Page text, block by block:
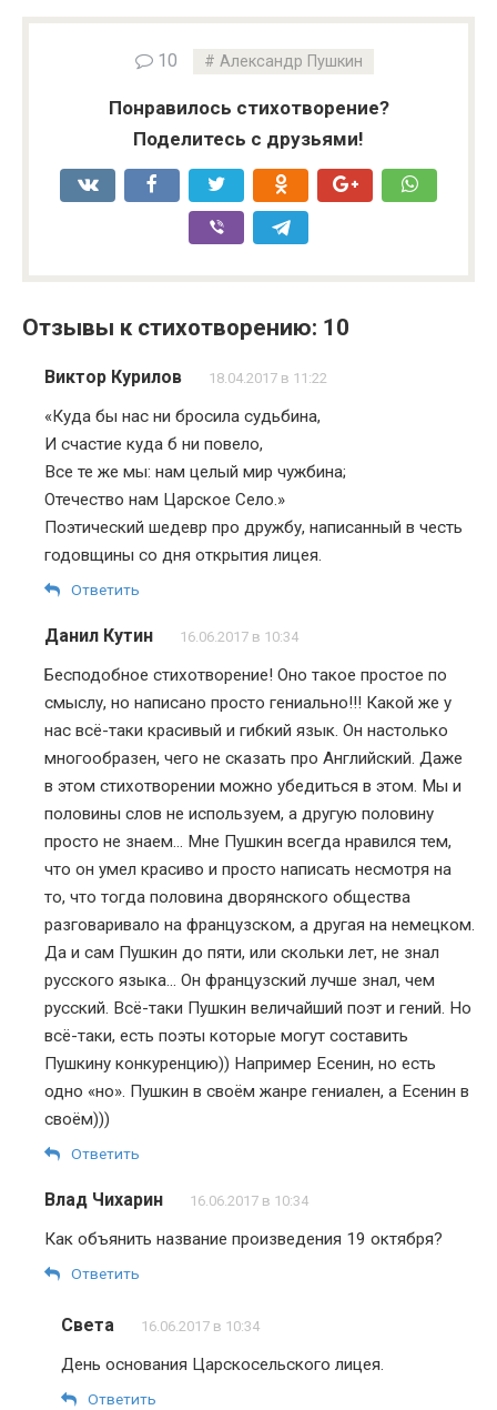
10 Александр Пушкин
Понравилось стихотворение?
Поделитесь с друзьями!
Отзывы к стихотворению: 10
Виктор Курилов 18.04.2017 в 11:22
«Куда бы нас ни бросила судьбина,
И счастие куда б ни повело,
Все те же мы: нам целый мир чужбина;
Отечество нам Царское Село.»
Поэтический шедевр про дружбу, написанный в честь
годовщины со дня открытия лицея.
Ответить
Данил Кутин 16.06.2017 в 10:34
Бесподобное стихотворение! Оно такое простое по
смыслу, но написано просто гениально!!! Какой же у
нас всё-таки красивый и гибкий язык. Он настолько
многообразен, чего не сказать про Английский. Даже
в этом стихотворении можно убедиться в этом. Мы и
половины слов не используем, а другую половину
просто не знаем… Мне Пушкин всегда нравился тем,
что он умел красиво и просто написать несмотря на
то, что тогда половина дворянского общества
разговаривало на французском, а другая на немецком.
Да и сам Пушкин до пяти, или скольки лет, не знал
русского языка… Он французский лучше знал, чем
русский. Всё-таки Пушкин величайший поэт и гений. Но
всё-таки, есть поэты которые могут составить
Пушкину конкуренцию)) Например Есенин, но есть
одно «но». Пушкин в своём жанре гениален, а Есенин в
своём)))
Ответить
Влад Чихарин 16.06.2017 в 10:34
Как объянить название произведения 19 октября?
Ответить
Света 16.06.2017 в 10:34
День основания Царскосельского лицея.
Ответить